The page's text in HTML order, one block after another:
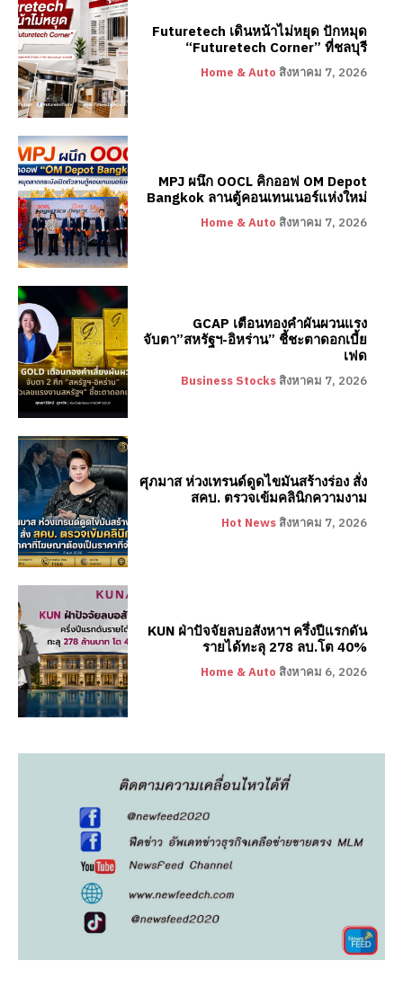
Futuretech เดินหน้าไม่หยุด ปักหมุด
“Futuretech Corner” ที่ชลบุรี
Home & Auto สิงหาคม 7, 2026
MPJ ผนึก OOCL คิกออฟ OM Depot
Bangkok ลานตู้คอนเทนเนอร์แห่งใหม่
Home & Auto สิงหาคม 7, 2026
GCAP เตือนทองคำผันผวนแรง
จับตา”สหรัฐฯ-อิหร่าน” ชี้ชะตาดอกเบี้ย
เฟด
Business Stocks สิงหาคม 7, 2026
ศุภมาส ห่วงเทรนด์ดูดไขมันสร้างร่อง สั่ง
สคบ. ตรวจเข้มคลินิกความงาม
Hot News สิงหาคม 7, 2026
KUN ฝ่าปัจจัยลบอสังหาฯ ครึ่งปีแรกดัน
รายได้ทะลุ 278 ลบ.โต 40%
Home & Auto สิงหาคม 6, 2026